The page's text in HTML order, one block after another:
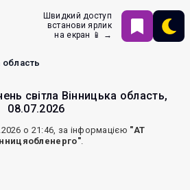
Швидкий доступ
встанови ярлик
на екран 📱 →
область
світла Вінницька область,
08.07.2026
о 21:46, за інформацією "АТ
.